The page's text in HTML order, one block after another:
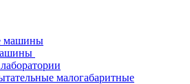
малогабаритные